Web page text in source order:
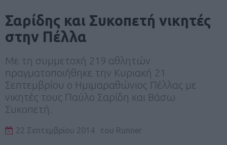
Σαρίδης και Συκοπετή νικητές
στην Πέλλα
Με τη συμμετοχή 219 αθλητών
πραγματοποιήθηκε την Κυριακή 21
Σεπτεμβρίου ο Ημιμαραθώνιος Πέλλας με
νικητές τους Παύλο Σαρίδη και Βάσω
Συκοπετή.
22 Σεπτεμβρίου 2014 του Runner